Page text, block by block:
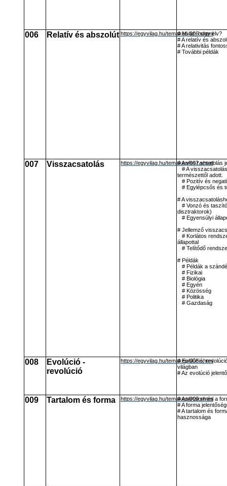
006 Relatív és abszolút https://egyvilag.hu/temakep/006.shtml
# Mi az, hogy elv?
# A relatív és
# A relativitás
# További példák
007 Visszacsatolás https://egyvilag.hu/temakep/007.shtml
# A visszacsatolás
# A
természettől adott.
# Pozitív és
# Egylépcsős és
# A
# Vonzó és
disztraktorok)
# Egyensúlyi
# Jellemző
# Korlátos
állapottal
# Telítődő
# Példák
# Példák a
# Fizikai
# Biológia
# Egyén
# Közösség
# Politika
# Gazdaság
008
Evolúció -
revolúció
https://egyvilag.hu/temakep/008.shtml
# Evolúció,
világban
# Az evolúció
009 Tartalom és forma https://egyvilag.hu/temakep/009.shtml
# A tartalom és a
# A forma
# A tartalom és
hasznossága